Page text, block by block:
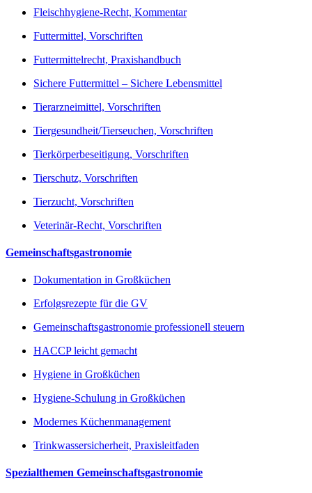
Fleischhygiene-Recht, Kommentar
Futtermittel, Vorschriften
Futtermittelrecht, Praxishandbuch
Sichere Futtermittel – Sichere Lebensmittel
Tierarzneimittel, Vorschriften
Tiergesundheit/Tierseuchen, Vorschriften
Tierkörperbeseitigung, Vorschriften
Tierschutz, Vorschriften
Tierzucht, Vorschriften
Veterinär-Recht, Vorschriften
Gemeinschaftsgastronomie
Dokumentation in Großküchen
Erfolgsrezepte für die GV
Gemeinschaftsgastronomie professionell steuern
HACCP leicht gemacht
Hygiene in Großküchen
Hygiene-Schulung in Großküchen
Modernes Küchenmanagement
Trinkwassersicherheit, Praxisleitfaden
Spezialthemen Gemeinschaftsgastronomie